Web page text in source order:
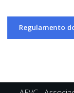
Regulamento